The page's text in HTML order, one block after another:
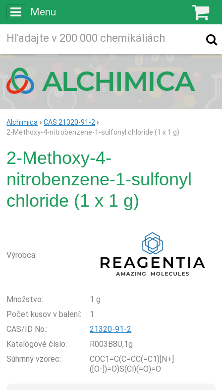
Menu
Vyhľadávanie
Alchimica
CAS 21320-91-2
2-Methoxy-4-nitrobenzene-1-sulfonyl chloride (1 x 1 g)
2-Methoxy-4-
nitrobenzene-1-sulfonyl
chloride (1 x 1 g)
Výrobca:
Množstvo:
1 g
Počet kusov v balení:
1
CAS/ID No.:
21320-91-2
Katalógové číslo:
R003B8U,1g
Súhrnný vzorec:
COC1=C(C=CC(=C1)[N+]
([O-])=O)S(Cl)(=O)=O